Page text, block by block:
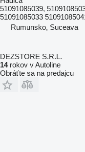
51091085039,
51091085033
Rumunsko, Suceava
DEZSTORE S.R.L.
14rokov v Autoline
Obráťte sa na predajcu